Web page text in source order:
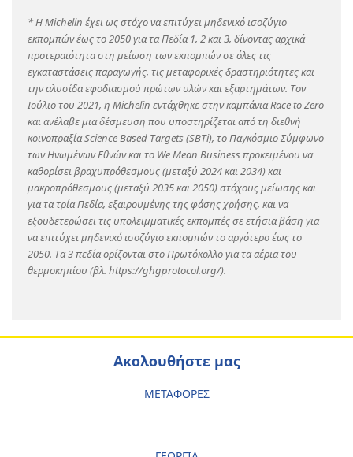
* Η Michelin έχει ως στόχο να επιτύχει μηδενικό ισοζύγιο
εκπομπών έως το 2050 για τα Πεδία 1, 2 και 3, δίνοντας αρχικά
προτεραιότητα στη μείωση των εκπομπών σε όλες τις
εγκαταστάσεις παραγωγής, τις μεταφορικές δραστηριότητες και
την αλυσίδα εφοδιασμού πρώτων υλών και εξαρτημάτων. Τον
Ιούλιο του 2021, η Michelin εντάχθηκε στην καμπάνια Race to Zero
και ανέλαβε μια δέσμευση που υποστηρίζεται από τη διεθνή
κοινοπραξία Science Based Targets (SBTi), το Παγκόσμιο Σύμφωνο
των Ηνωμένων Εθνών και το We Mean Business προκειμένου να
καθορίσει βραχυπρόθεσμους (μεταξύ 2024 και 2034) και
μακροπρόθεσμους (μεταξύ 2035 και 2050) στόχους μείωσης και
για τα τρία Πεδία, εξαιρουμένης της φάσης χρήσης, και να
εξουδετερώσει τις υπολειμματικές εκπομπές σε ετήσια βάση για
να επιτύχει μηδενικό ισοζύγιο εκπομπών το αργότερο έως το
2050. Τα 3 πεδία ορίζονται στο Πρωτόκολλο για τα αέρια του
θερμοκηπίου (βλ. https://ghgprotocol.org/).
Ακολουθήστε μας
ΜΕΤΑΦΟΡΕΣ